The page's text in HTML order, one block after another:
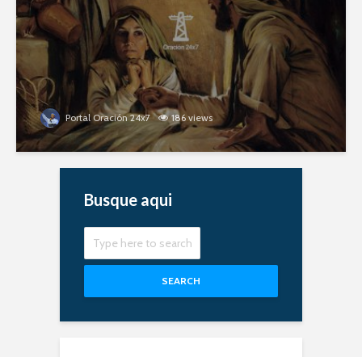
Portal Oración 24x7 186 views
Busque aqui
SEARCH